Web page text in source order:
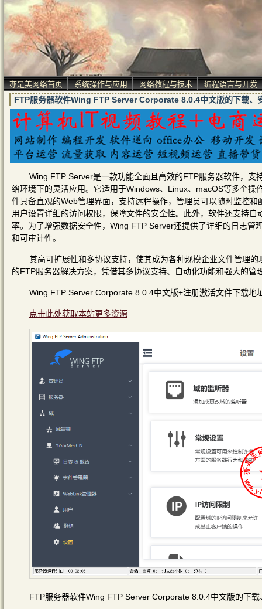
亦是美网络首页 系统操作与应用 网络教程与技术 编程语言与开发
FTP服务器软件Wing FTP Server Corporate 8.0.4中文版的下载、
Wing FTP Server是一款功能全面且高效的FTP服务器软件，
络环境下的灵活应用。它适用于Windows、Linux、macOS等多个
件具备直观的Web管理界面，支持远程操作，管理员可以随时监控
用户设置详细的访问权限，保障文件的安全性。此外，软件还支持
率。为了增强数据安全性，Wing FTP Server还提供了详细的日志
和可审计性。
其高可扩展性和多协议支持，使其成为各种规模企业文件管理
的FTP服务器解决方案，凭借其多协议支持、自动化功能和强大的
Wing FTP Server Corporate 8.0.4中文版+注册激活文件下载地
点击此处获取本站更多资源
FTP服务器软件Wing FTP Server Corporate 8.0.4中文版的下